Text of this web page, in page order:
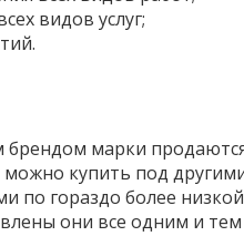
видов услуг;
марки
можно купить под
по гораздо более низкой
они все одним и тем